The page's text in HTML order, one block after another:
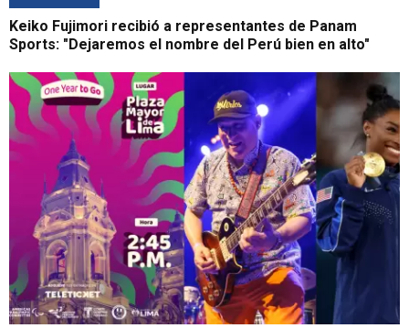
Keiko Fujimori recibió a representantes de Panam
Sports: "Dejaremos el nombre del Perú bien en alto"